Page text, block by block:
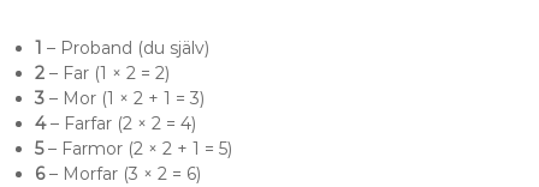
1 – Proband (du själv)
2– Far (1 × 2 = 2)
3– Mor (1 × 2 + 1 = 3)
4– Farfar (2 × 2 = 4)
5– Farmor (2 × 2 + 1 = 5)
6– Morfar (3 × 2 = 6)